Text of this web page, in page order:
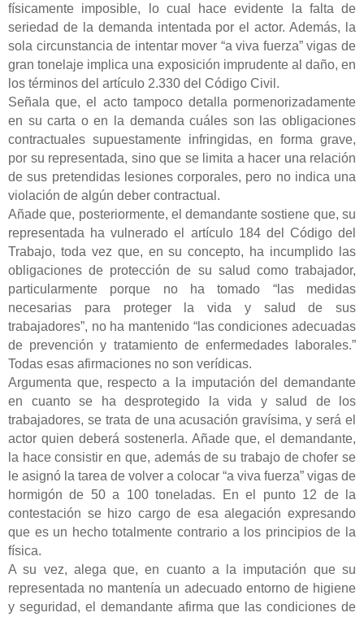
físicamente imposible, lo cual hace evidente la falta de
seriedad de la demanda intentada por el actor. Además, la
sola circunstancia de intentar mover “a viva fuerza” vigas de
gran tonelaje implica una exposición imprudente al daño, en
los términos del artículo 2.330 del Código Civil.
Señala que, el acto tampoco detalla pormenorizadamente
en su carta o en la demanda cuáles son las obligaciones
contractuales supuestamente infringidas, en forma grave,
por su representada, sino que se limita a hacer una relación
de sus pretendidas lesiones corporales, pero no indica una
violación de algún deber contractual.
Añade que, posteriormente, el demandante sostiene que, su
representada ha vulnerado el artículo 184 del Código del
Trabajo, toda vez que, en su concepto, ha incumplido las
obligaciones de protección de su salud como trabajador,
particularmente porque no ha tomado “las medidas
necesarias para proteger la vida y salud de sus
trabajadores”, no ha mantenido “las condiciones adecuadas
de prevención y tratamiento de enfermedades laborales.”
Todas esas afirmaciones no son verídicas.
Argumenta que, respecto a la imputación del demandante
en cuanto se ha desprotegido la vida y salud de los
trabajadores, se trata de una acusación gravísima, y será el
actor quien deberá sostenerla. Añade que, el demandante,
la hace consistir en que, además de su trabajo de chofer se
le asignó la tarea de volver a colocar “a viva fuerza” vigas de
hormigón de 50 a 100 toneladas. En el punto 12 de la
contestación se hizo cargo de esa alegación expresando
que es un hecho totalmente contrario a los principios de la
física.
A su vez, alega que, en cuanto a la imputación que su
representada no mantenía un adecuado entorno de higiene
y seguridad, el demandante afirma que las condiciones de